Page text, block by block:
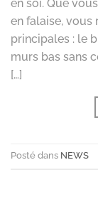
en soi. Que
en falaise, vous
principales : le
murs bas sans
[…]
Posté dans NEWS